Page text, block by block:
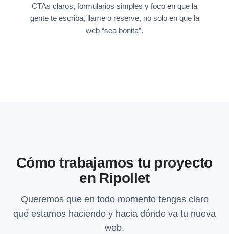
CTAs claros, formularios simples y foco en que la
gente te escriba, llame o reserve, no solo en que la
web “sea bonita”.
Cómo trabajamos tu proyecto
en Ripollet
Queremos que en todo momento tengas claro
qué estamos haciendo y hacia dónde va tu nueva
web.